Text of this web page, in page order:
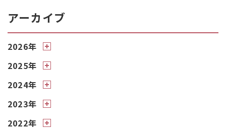
アーカイブ
2026年
2025年
2024年
2023年
2022年